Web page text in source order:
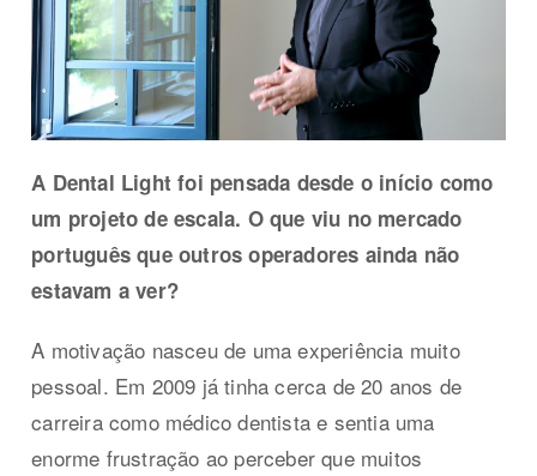
A Dental Light foi pensada desde o início como
um projeto de escala. O que viu no mercado
português que outros operadores ainda não
estavam a ver?
A motivação nasceu de uma experiência muito
pessoal. Em 2009 já tinha cerca de 20 anos de
carreira como médico dentista e sentia uma
enorme frustração ao perceber que muitos